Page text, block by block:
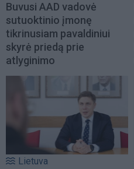
Buvusi AAD vadovė
sutuoktinio įmonę
tikrinusiam pavaldiniui
skyrė priedą prie
atlyginimo
Lietuva